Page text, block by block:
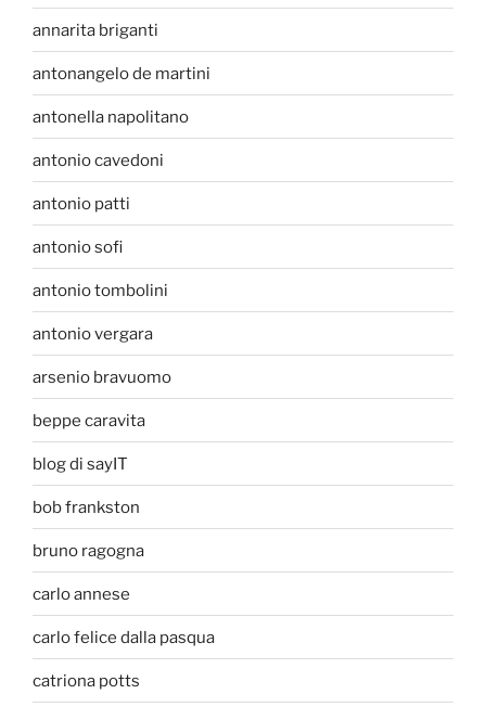
annarita briganti
antonangelo de martini
antonella napolitano
antonio cavedoni
antonio patti
antonio sofi
antonio tombolini
antonio vergara
arsenio bravuomo
beppe caravita
blog di sayIT
bob frankston
bruno ragogna
carlo annese
carlo felice dalla pasqua
catriona potts